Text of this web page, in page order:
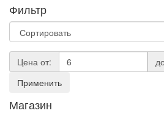
Фильтр
Цена от:
Применить
Магазин